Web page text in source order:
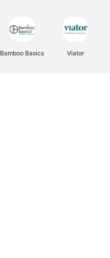
Bamboo Basics Viator